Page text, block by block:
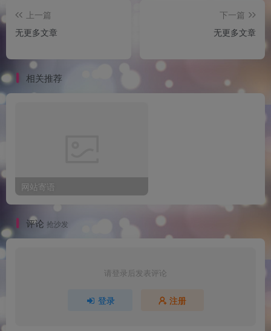
上一篇
无更多文章
下一篇
无更多文章
相关推荐
网站寄语
评论 抢沙发
请登录后发表评论
登录 注册